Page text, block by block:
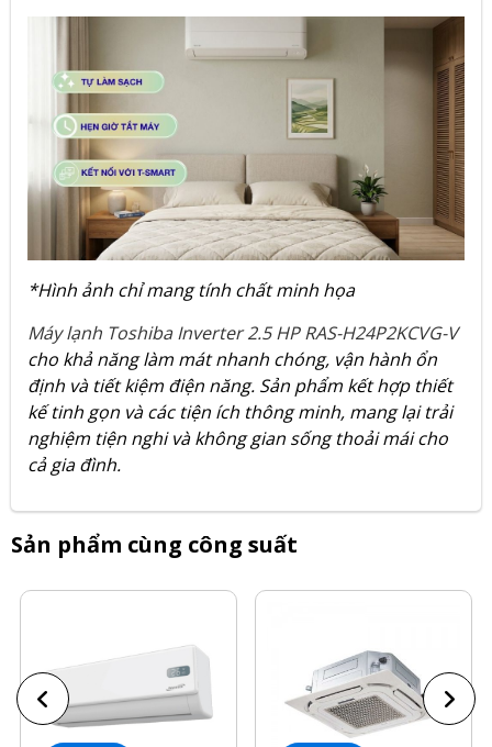
*Hình ảnh chỉ mang tính chất minh họa
Máy lạnh Toshiba Inverter 2.5 HP RAS-H24P2KCVG-V
cho khả năng làm mát nhanh chóng, vận hành ổn
định và tiết kiệm điện năng. Sản phẩm kết hợp thiết
kế tinh gọn và các tiện ích thông minh, mang lại trải
nghiệm tiện nghi và không gian sống thoải mái cho
cả gia đình.
Sản phẩm cùng công suất